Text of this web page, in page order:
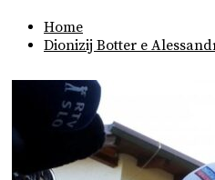
Home
Dionizij Botter e